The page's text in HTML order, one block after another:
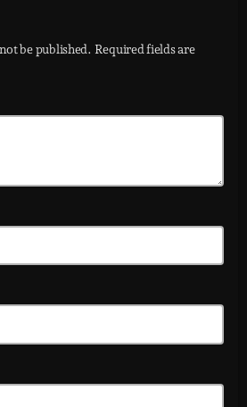
be published. Required fields are